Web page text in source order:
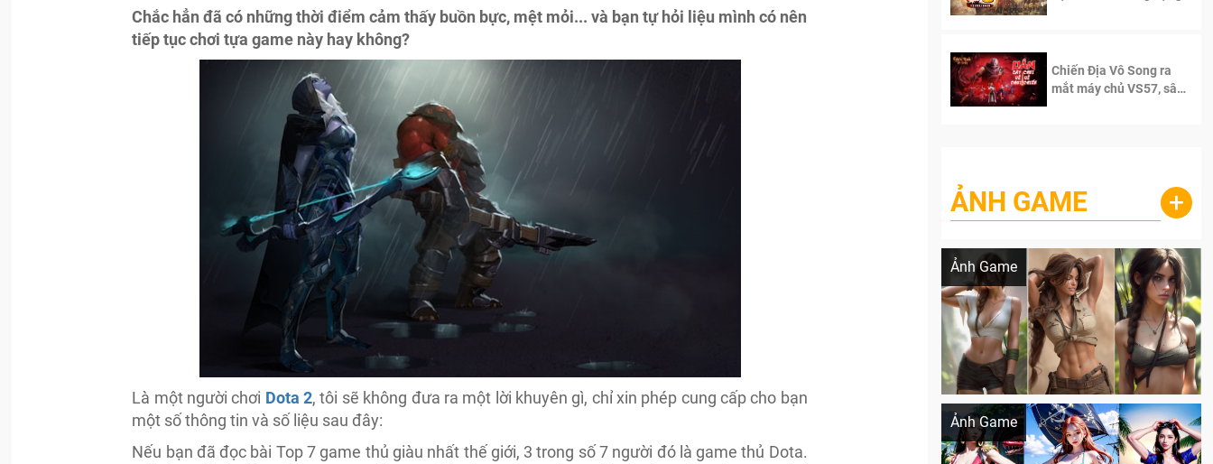
Chắc hẳn đã có những thời điểm cảm thấy buồn bực, mệt mỏi... và bạn tự hỏi liệu mình có nên
tiếp tục chơi tựa game này hay không?
Là một người chơi Dota 2, tôi sẽ không đưa ra một lời khuyên gì, chỉ xin phép cung cấp cho bạn
một số thông tin và số liệu sau đây:
Nếu bạn đã đọc bài Top 7 game thủ giàu nhất thế giới, 3 trong số 7 người đó là game thủ Dota.
Chiến Địa Vô Song ra
mắt máy chủ VS57, sân
ẢNH GAME +
Ảnh Game
Lala Croft vừa nóng vừa xinh dưới nét vẽ
Ảnh Game
Khi AI Cosplay gái đẹp One Piece